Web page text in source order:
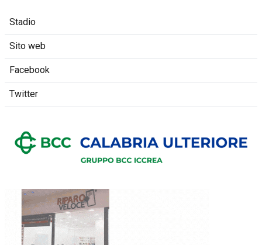
Stadio
Sito web
Facebook
Twitter